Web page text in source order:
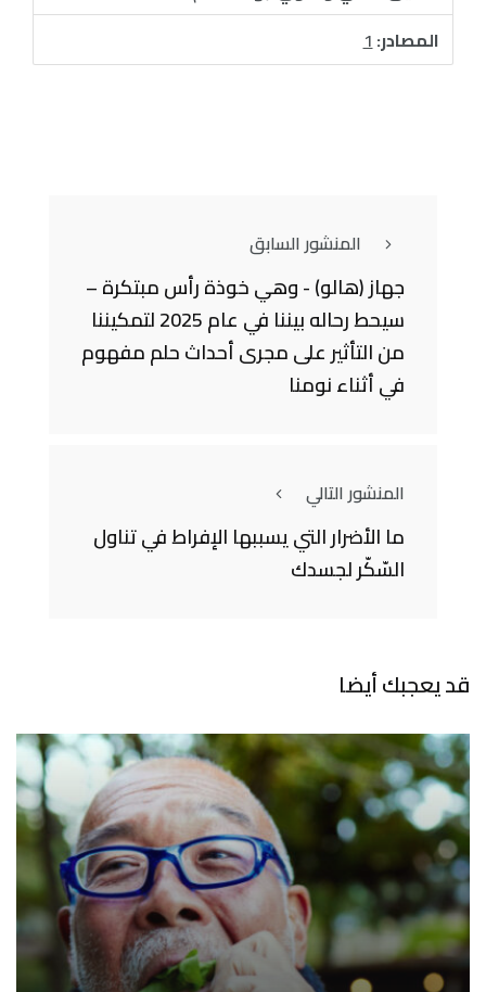
المصادر:1
المنشور السابق
جهاز (هالو) - وهي خوذة رأس مبتكرة –
سيحط رحاله بيننا في عام 2025 لتمكيننا
من التأثير على مجرى أحداث حلم مفهوم
في أثناء نومنا
المنشور التالي
ما الأضرار التي يسببها الإفراط في تناول
السّكّر لجسدك
قد يعجبك أيضا